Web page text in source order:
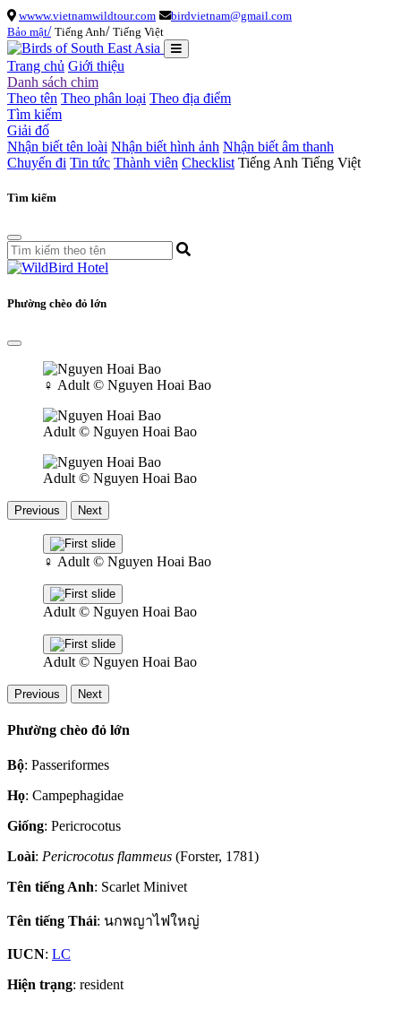
wwww.vietnamwildtour.com
birdvietnam@gmail.com
Bảo mật/ Tiếng Anh/ Tiếng Việt
Trang chủ Giới thiệu
Danh sách chim
Theo tên Theo phân loại Theo địa điểm
Tìm kiếm
Giải đố
Nhận biết tên loài Nhận biết hình ảnh Nhận biết âm thanh
Chuyến đi Tin tức Thành viên Checklist Tiếng Anh Tiếng Việt
Tìm kiếm
Phường chèo đỏ lớn
♀ Adult © Nguyen Hoai Bao
Adult © Nguyen Hoai Bao
Adult © Nguyen Hoai Bao
Previous Next
♀ Adult © Nguyen Hoai Bao
Adult © Nguyen Hoai Bao
Adult © Nguyen Hoai Bao
Previous Next
Phường chèo đỏ lớn
Bộ: Passeriformes
Họ: Campephagidae
Giống: Pericrocotus
Loài: Pericrocotus flammeus (Forster, 1781)
Tên tiếng Anh: Scarlet Minivet
Tên tiếng Thái: นกพญาไฟใหญ่
IUCN: LC
Hiện trạng: resident